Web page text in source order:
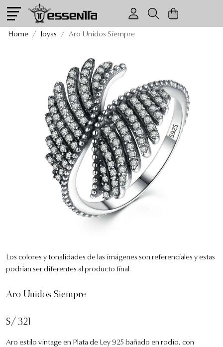
Aro Unidos Siempre
Home Joyas Aro Unidos Siempre
Los colores y tonalidades de las imágenes son referenciales y estas
podrían ser diferentes al producto final.
Aro Unidos Siempre
S/ 321
Aro estilo vintage en Plata de Ley 925 bañado en rodio, con